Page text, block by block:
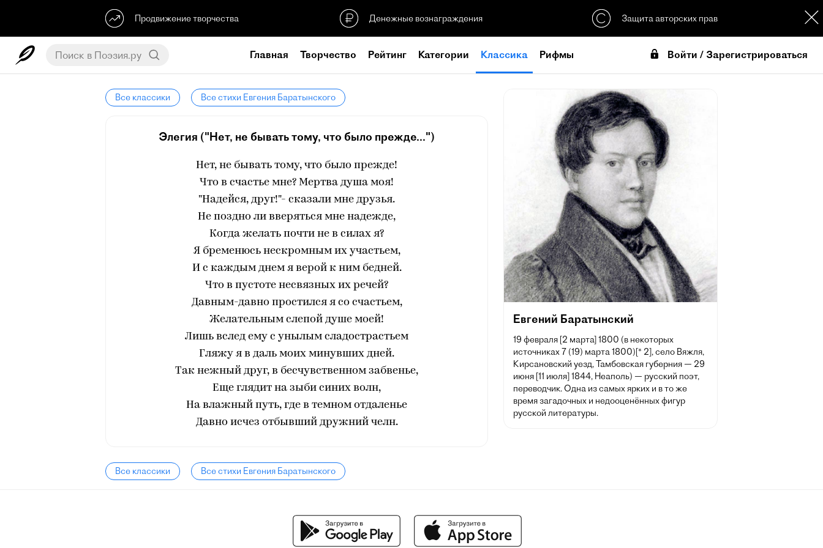
Продвижение творчества Денежные вознаграждения Защита авторских прав
Главная Творчество Рейтинг Категории Классика Рифмы Войти / Зарегистрироваться
Все классики Все стихи Евгения Баратынского
Элегия ("Нет, не бывать тому, что было прежде...")
Нет, не бывать тому, что было прежде!
Что в счастье мне? Мертва душа моя!
"Надейся, друг!"- сказали мне друзья.
Не поздно ли вверяться мне надежде,
Когда желать почти не в силах я?
Я бременюсь нескромным их участьем,
И с каждым днем я верой к ним бедней.
Что в пустоте несвязных их речей?
Давным-давно простился я со счастьем,
Желательным слепой душе моей!
Лишь вслед ему с унылым сладострастьем
Гляжу я в даль моих минувших дней.
Так нежный друг, в бесчувственном забвенье,
Еще глядит на зыби синих волн,
На влажный путь, где в темном отдаленье
Давно исчез отбывший дружний челн.
Все классики Все стихи Евгения Баратынского
Евгений Баратынский
19 февраля [2 марта] 1800 (в некоторых
источниках 7 (19) марта 1800)[* 2], село Вяжля,
Кирсановский уезд, Тамбовская губерния — 29
июня [11 июля] 1844, Неаполь) — русский поэт,
переводчик. Одна из самых ярких и в то же
время загадочных и недооценённых фигур
русской литературы.